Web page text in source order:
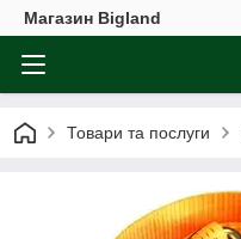
Магазин Bigland
Товари та послуги